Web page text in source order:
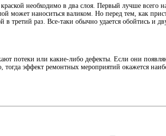
необходимо в два слоя. Первый лучше всего
может наноситься валиком. Но перед тем, как
в третий раз. Все-таки обычно удается обойтись и
потеки или какие-либо дефекты. Если они
тогда эффект ремонтных мероприятий окажется